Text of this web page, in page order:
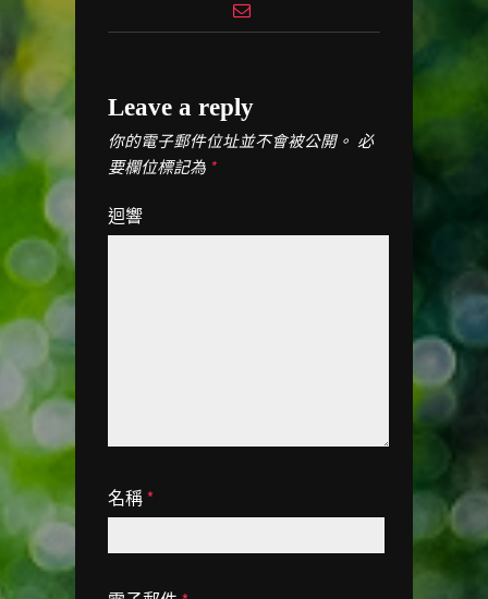
Leave a reply
你的電子郵件位址並不會被公開。 必
要欄位標記為 *
迴響
名稱*